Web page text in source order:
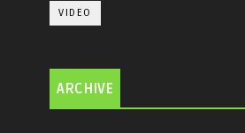
VIDEO
ARCHIVE